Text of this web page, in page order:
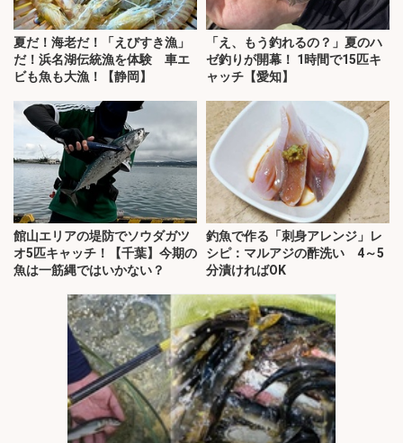
夏だ！海老だ！「えびすき漁」
だ！浜名湖伝統漁を体験 車エ
ビも魚も大漁！【静岡】
「え、もう釣れるの？」夏のハ
ゼ釣りが開幕！ 1時間で15匹キ
ャッチ【愛知】
館山エリアの堤防でソウダガツ
オ5匹キャッチ！【千葉】今期の
魚は一筋縄ではいかない？
釣魚で作る「刺身アレンジ」レ
シピ：マルアジの酢洗い 4～5
分漬ければOK